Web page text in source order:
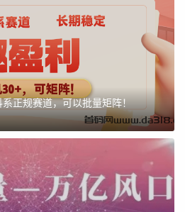
系正规赛道，可以批量矩阵！